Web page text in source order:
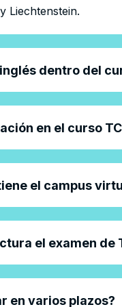
Liechtenstein.
dentro del
incluye 100
con las
en el curso
6 prácticas de
TCP.
el campus
el campus online a
el examen de
es gestionado por
los detalles
en varios plazos?
pagar en 6
hasta 24 meses.